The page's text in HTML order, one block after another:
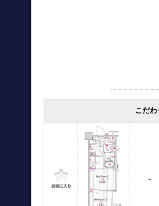
こだわ
-